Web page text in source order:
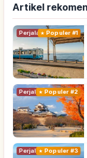
Artikel
PerjalananPopuler #1
PerjalananPopuler #2
PerjalananPopuler #3